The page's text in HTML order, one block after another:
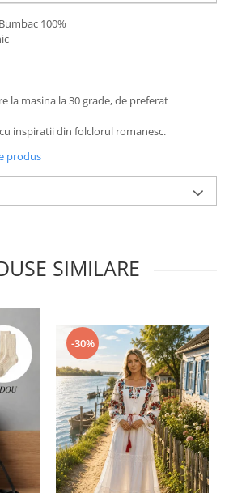
Bumbac 100%
la masina la 30 grade, de preferat
inspiratii din folclorul romanesc.
produs
SIMILARE
-30%